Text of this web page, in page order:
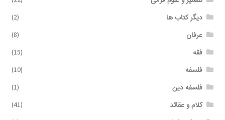
دیگر کتاب ها (2)
عرفان (8)
فقه (15)
فلسفه (10)
فلسفه دین (1)
کلام و عقائد (41)